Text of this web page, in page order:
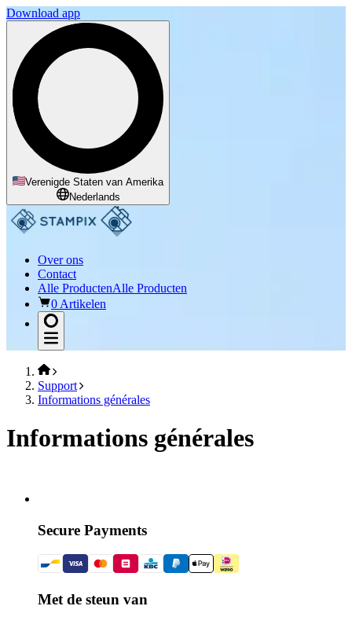
Download app
Verenigde Staten van Amerika
Nederlands
Over ons
Contact
Alle ProductenAlle Producten
0 Artikelen
Support
Informations générales
Informations générales
Secure Payments
Met de steun van